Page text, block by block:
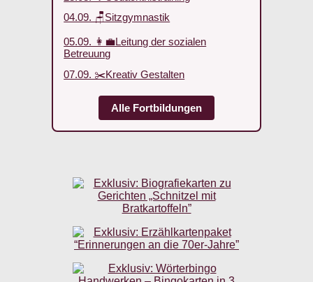
04.09. 🪑Sitzgymnastik
05.09. 👩‍💼Leitung der sozialen
Betreuung
07.09. ✂️Kreativ Gestalten
Alle Fortbildungen